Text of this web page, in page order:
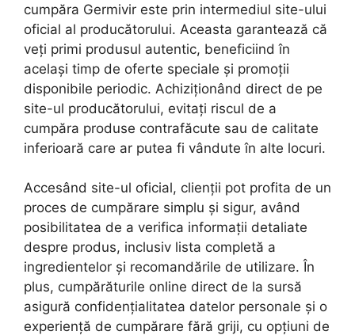
cumpăra Germivir este prin intermediul site-ului
oficial al producătorului. Aceasta garantează că
veți primi produsul autentic, beneficiind în
același timp de oferte speciale și promoții
disponibile periodic. Achiziționând direct de pe
site-ul producătorului, evitați riscul de a
cumpăra produse contrafăcute sau de calitate
inferioară care ar putea fi vândute în alte locuri.
Accesând site-ul oficial, clienții pot profita de un
proces de cumpărare simplu și sigur, având
posibilitatea de a verifica informații detaliate
despre produs, inclusiv lista completă a
ingredientelor și recomandările de utilizare. În
plus, cumpărăturile online direct de la sursă
asigură confidențialitatea datelor personale și o
experiență de cumpărare fără griji, cu opțiuni de